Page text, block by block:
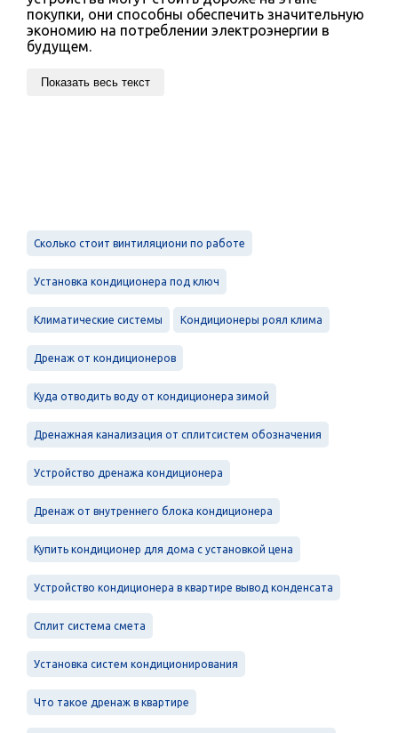
покупки, они способны обеспечить значительную
экономию на потреблении электроэнергии в
будущем.
Показать весь текст
Сколько стоит винтиляциони по работе
Установка кондиционера под ключ
Климатические системы Кондиционеры роял клима
Дренаж от кондиционеров
Куда отводить воду от кондиционера зимой
Дренажная канализация от сплитсистем обозначения
Устройство дренажа кондиционера
Дренаж от внутреннего блока кондиционера
Купить кондиционер для дома с установкой цена
Устройство кондиционера в квартире вывод конденсата
Сплит система смета
Установка систем кондиционирования
Что такое дренаж в квартире